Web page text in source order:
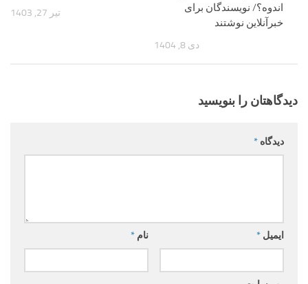
تیر 27, 1403
اندوه؟/ نویسندگان برای
خبرآنلاین نوشتند
دی 8, 1404
دیدگاهتان را بنویسید
دیدگاه *
نام * ایمیل *